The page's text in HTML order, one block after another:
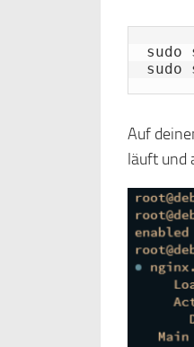
sudo
sudo
Auf
läuft und